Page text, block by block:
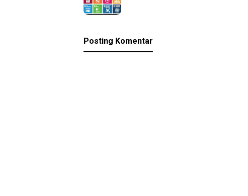
Posting Komentar